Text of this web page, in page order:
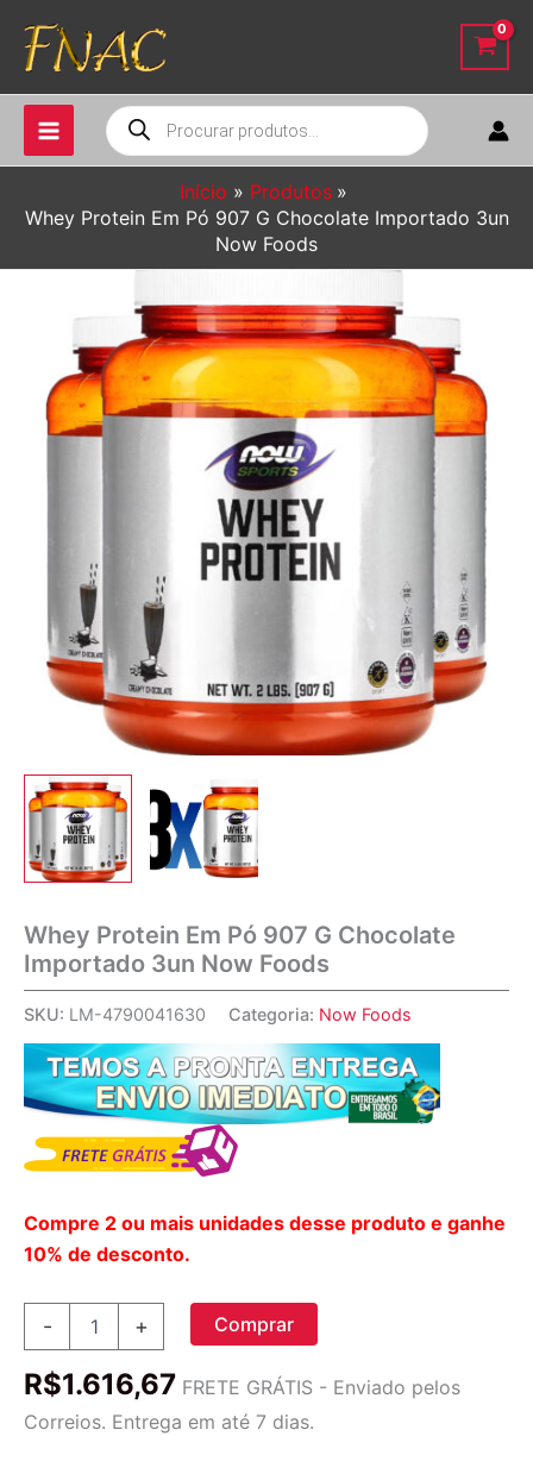
para
conteúdo
Pesquisar
produtos
Início
Produtos
Whey Protein Em Pó 907 G Chocolate Importado 3un
Now Foods
Whey Protein Em Pó 907 G Chocolate
Importado 3un Now Foods
SKU: LM-4790041630 Categoria: Now Foods
Compre 2 ou mais unidades desse produto e ganhe
10% de desconto.
-
Pó
G
+ Comprar
R$1.616,67 FRETE GRÁTIS - Enviado pelos
Correios. Entrega em até 7 dias.